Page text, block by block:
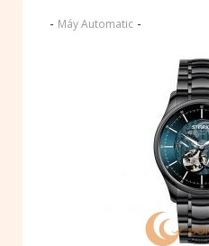
- Máy Automatic -